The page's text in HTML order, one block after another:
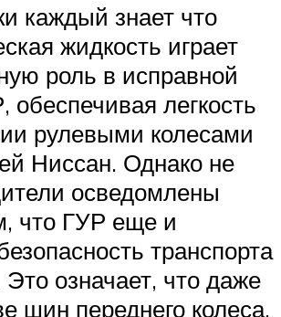
каждый знает что
жидкость играет
роль в исправной
обеспечивая легкость
рулевыми колесами
Ниссан. Однако не
осведомлены
что ГУР еще и
транспорта
Это означает, что даже
шин переднего колеса,